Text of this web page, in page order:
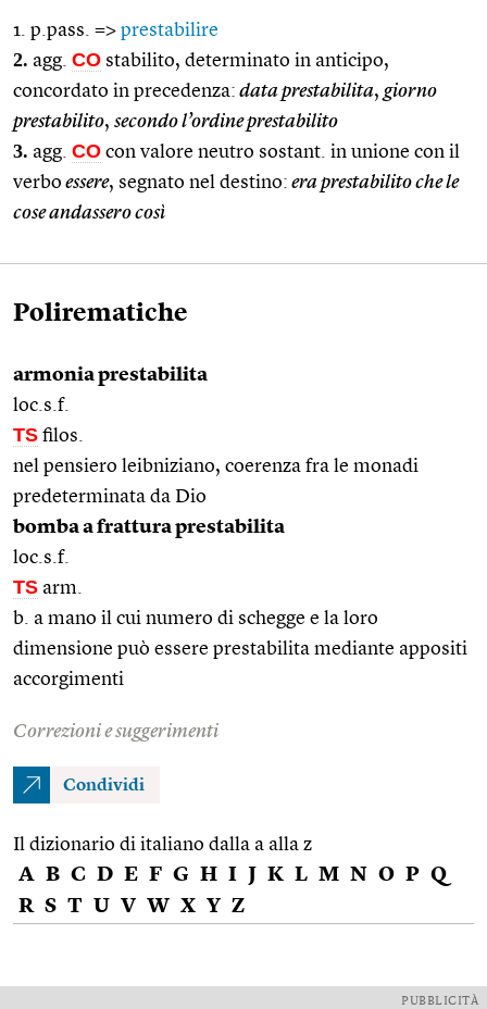
1. p.pass. => prestabilire
2. agg. CO stabilito, determinato in anticipo,
concordato in precedenza: data prestabilita, giorno
prestabilito, secondo l’ordine prestabilito
3. agg. CO con valore neutro sostant. in unione con il
verbo essere, segnato nel destino: era prestabilito che le
cose andassero così
Polirematiche
armonia prestabilita
loc.s.f.
TS filos.
nel pensiero leibniziano, coerenza fra le monadi
predeterminata da Dio
bomba a frattura prestabilita
loc.s.f.
TS arm.
b. a mano il cui numero di schegge e la loro
dimensione può essere prestabilita mediante appositi
accorgimenti
Correzioni e suggerimenti
Condividi
Il dizionario di italiano dalla a alla z
A B C D E F G H I J K L M N O P Q
R S T U V W X Y Z
PUBBLICITÀ